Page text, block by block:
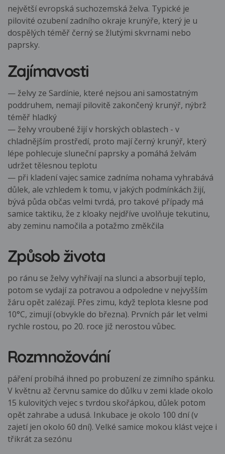
největší evropská suchozemská želva. Typické je
pilovité ozubení zadního okraje krunýře, který je u
dospělých téměř černý se žlutými skvrnami nebo
paprsky.
Zajímavosti
— želvy ze Sardínie, které nejsou ani samostatným
poddruhem, nemají pilovitě zakončený krunýř, nýbrž
téměř hladký
— želvy vroubené žijí v horských oblastech - v
chladnějším prostředí, proto mají černý krunýř, který
lépe pohlecuje sluneční paprsky a pomáhá želvám
udržet tělesnou teplotu
— při kladení vajec samice zadníma nohama vyhrabává
důlek, ale vzhledem k tomu, v jakých podmínkách žijí,
bývá půda občas velmi tvrdá, pro takové případy má
samice taktiku, že z kloaky nejdříve uvolňuje tekutinu,
aby zeminu namočila a potažmo změkčila
Způsob života
po ránu se želvy vyhřívají na slunci a absorbují teplo,
potom se vydají za potravou a odpoledne v nejvyšším
žáru opět zalézají. Přes zimu, když teplota klesne pod
10°C, zimují (obvykle do března). Prvních pár let velmi
rychle rostou, po 20. roce již nerostou vůbec.
Rozmnožování
páření probíhá ihned po probuzení ze zimního spánku.
V květnu až červnu samice do důlku v zemi klade okolo
15 kulovitých vejec s tvrdou skořápkou, důlek potom
opět zahrabe a udusá. Inkubace je okolo 100 dní (v
zajetí jen okolo 60 dní). Velké samice mokou klást vejce i
třikrát za sezónu